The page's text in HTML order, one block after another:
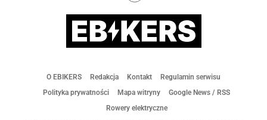
O EBIKERS Redakcja Kontakt
Regulamin serwisu
Polityka prywatności
Mapa witryny
Google News / RSS
Rowery elektryczne